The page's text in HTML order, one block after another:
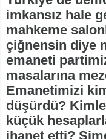
imkansız hale
mahkeme
çiğnensin diye
emaneti
masalarına
Emanetimizi
düşürdü?
küçük
ihanet etti?